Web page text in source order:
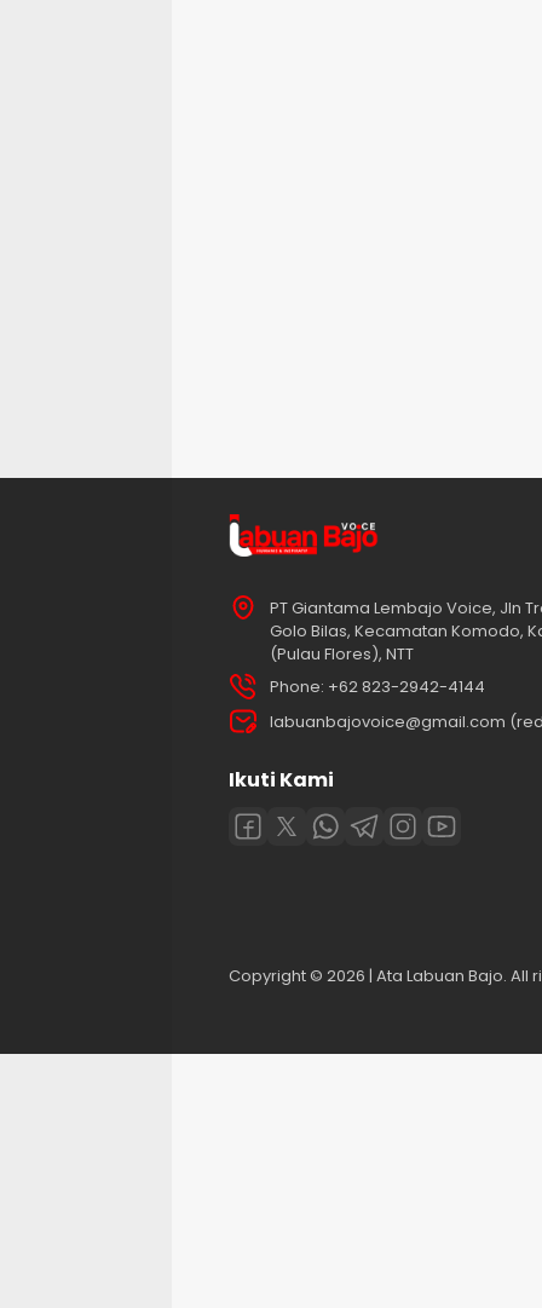
PT Giantama Lembajo Voice, Jln
Golo Bilas, Kecamatan Komodo,
(Pulau Flores), NTT
Phone: +62 823-2942-4144
labuanbajovoice@gmail.com
Ikuti Kami
Copyright © 2026 | Ata Labuan Bajo. All